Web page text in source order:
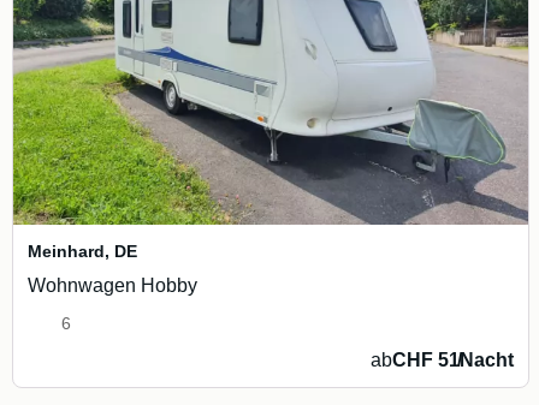
Meinhard, DE
Wohnwagen Hobby
6
abCHF 51/Nacht